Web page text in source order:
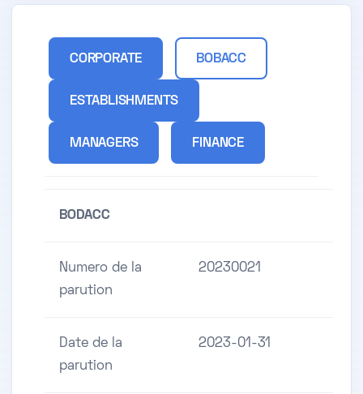
CORPORATE BOBACC
ESTABLISHMENTS
MANAGERS FINANCE
BODACC
Numero de la
parution
20230021
Date de la
parution
2023-01-31